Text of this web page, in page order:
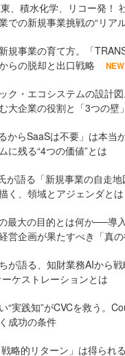
東、積水化学、リコー発！
での新規事業挑戦の“リア
規事業の育て方。「
らの脱却と出口戦略
NEW
ク・エコシステムの設計
大企業の役割と「3つの壁」
からSaaSは不要」は本当
に残る“4つの価値”とは
が語る「新規事業の自走
く、領域とアジェンダとは
最大の目的とは何か──導
営企画が果たすべき「真
が語る、知財業務AIから
ケストレーションとは
“実践知”がCVCを救う。
成功の条件
略的リターン」は得られ